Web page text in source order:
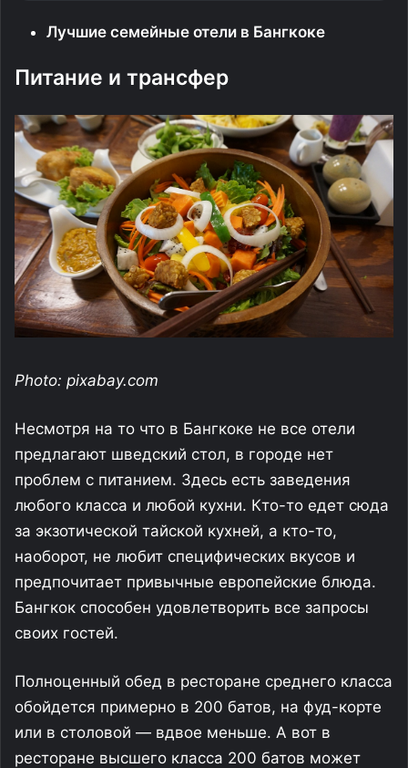
Лучшие семейные отели в Бангкоке
Питание и трансфер
Photo: pixabay.com
Несмотря на то что в Бангкоке не все отели
предлагают шведский стол, в городе нет
проблем с питанием. Здесь есть заведения
любого класса и любой кухни. Кто-то едет сюда
за экзотической тайской кухней, а кто-то,
наоборот, не любит специфических вкусов и
предпочитает привычные европейские блюда.
Бангкок способен удовлетворить все запросы
своих гостей.
Полноценный обед в ресторане среднего класса
обойдется примерно в 200 батов, на фуд-корте
или в столовой — вдвое меньше. А вот в
ресторане высшего класса 200 батов может